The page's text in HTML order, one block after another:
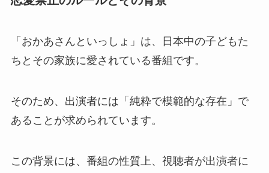
「おかあさんといっしょ」は、日本中の子どもた
ちとその家族に愛されている番組です。
そのため、出演者には「純粋で模範的な存在」で
あることが求められています。
この背景には、番組の性質上、視聴者が出演者に